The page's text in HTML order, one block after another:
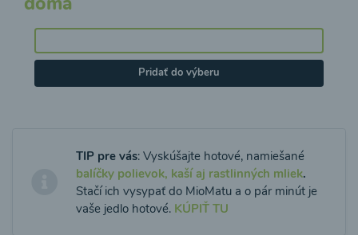
Pridať do výberu
TIP pre vás: Vyskúšajte hotové, namiešané
balíčky polievok, kaší aj rastlinných mliek.
Stačí ich vysypať do MioMatu a o pár minút je
vaše jedlo hotové. KÚPIŤ TU